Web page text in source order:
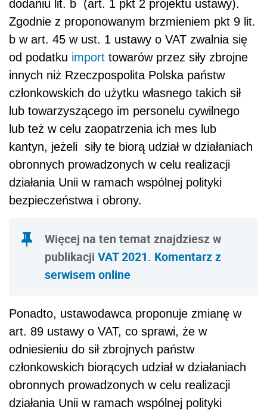
dodaniu lit. b (art. 1 pkt 2 projektu ustawy).
Zgodnie z proponowanym brzmieniem pkt 9 lit.
b w art. 45 w ust. 1 ustawy o VAT zwalnia się
od podatku import towarów przez siły zbrojne
innych niż Rzeczpospolita Polska państw
członkowskich do użytku własnego takich sił
lub towarzyszącego im personelu cywilnego
lub też w celu zaopatrzenia ich mes lub
kantyn, jeżeli siły te biorą udział w działaniach
obronnych prowadzonych w celu realizacji
działania Unii w ramach wspólnej polityki
bezpieczeństwa i obrony.
Więcej na ten temat znajdziesz w
publikacji VAT 2021. Komentarz z
serwisem online
Ponadto, ustawodawca proponuje zmianę w
art. 89 ustawy o VAT, co sprawi, że w
odniesieniu do sił zbrojnych państw
członkowskich biorących udział w działaniach
obronnych prowadzonych w celu realizacji
działania Unii w ramach wspólnej polityki